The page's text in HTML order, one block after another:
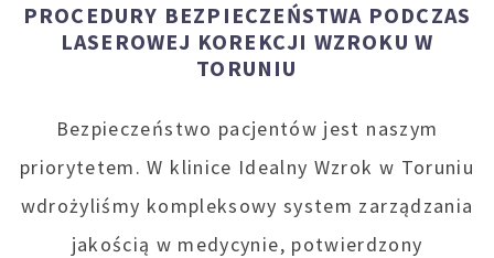
PROCEDURY BEZPIECZEŃSTWA PODCZAS
LASEROWEJ KOREKCJI WZROKU W
TORUNIU
Bezpieczeństwo pacjentów jest naszym
priorytetem. W klinice Idealny Wzrok w Toruniu
wdrożyliśmy kompleksowy system zarządzania
jakością w medycynie, potwierdzony